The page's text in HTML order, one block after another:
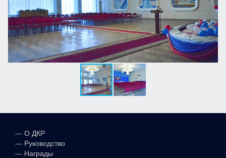
— О ДКР
— Руководство
— Награды